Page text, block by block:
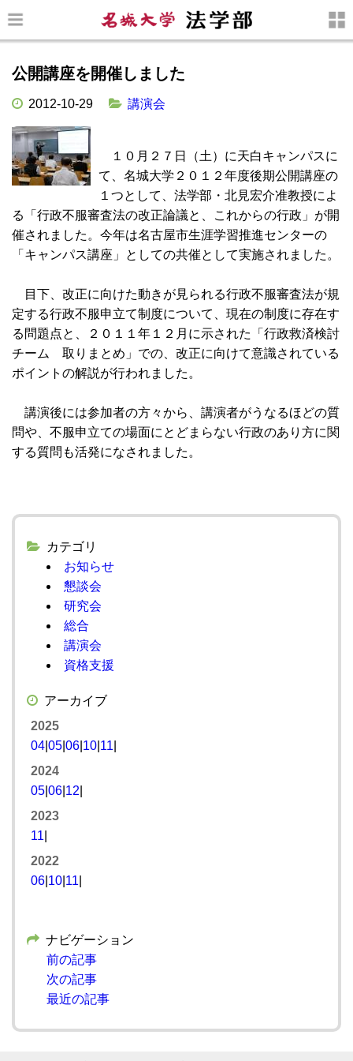
公開講座を開催しました
2012-10-29 講演会
１０月２７日（土）に天白キャンパスに
て、名城大学２０１２年度後期公開講座の
１つとして、法学部・北見宏介准教授によ
る「行政不服審査法の改正論議と、これからの行政」が開
催されました。今年は名古屋市生涯学習推進センターの
「キャンパス講座」としての共催として実施されました。
目下、改正に向けた動きが見られる行政不服審査法が規
定する行政不服申立て制度について、現在の制度に存在す
る問題点と、２０１１年１２月に示された「行政救済検討
チーム 取りまとめ」での、改正に向けて意識されている
ポイントの解説が行われました。
講演後には参加者の方々から、講演者がうなるほどの質
問や、不服申立ての場面にとどまらない行政のあり方に関
する質問も活発になされました。
カテゴリ
お知らせ
懇談会
研究会
総合
講演会
資格支援
アーカイブ
2025
04 05 06 10 11
2024
05 06 12
2023
11
2022
06 10 11
ナビゲーション
前の記事
次の記事
最近の記事